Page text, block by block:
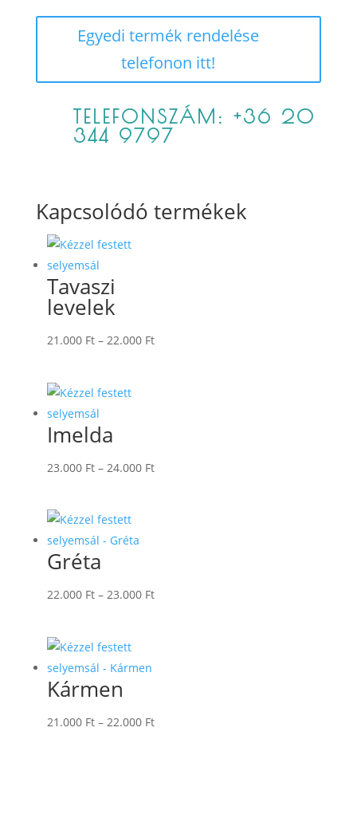
Egyedi termék rendelése
telefonon itt!
TELEFONSZÁM: +36 20
344 9797
Kapcsolódó termékek
Tavaszi
levelek
21.000 Ft – 22.000 FtÁrtartomány:
Imelda
23.000 Ft – 24.000 FtÁrtartomány:
Gréta
22.000 Ft – 23.000 FtÁrtartomány:
Kármen
21.000 Ft – 22.000 FtÁrtartomány: